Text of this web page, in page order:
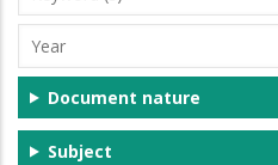
(s)
Year
Document nature
Subject